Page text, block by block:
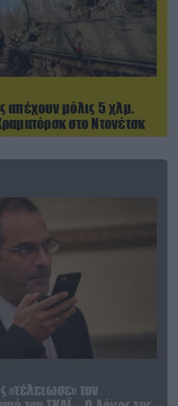
απέχουν μόλις 5 χλμ.
στο Ντονέτσκ
«τέλειωσε» τον